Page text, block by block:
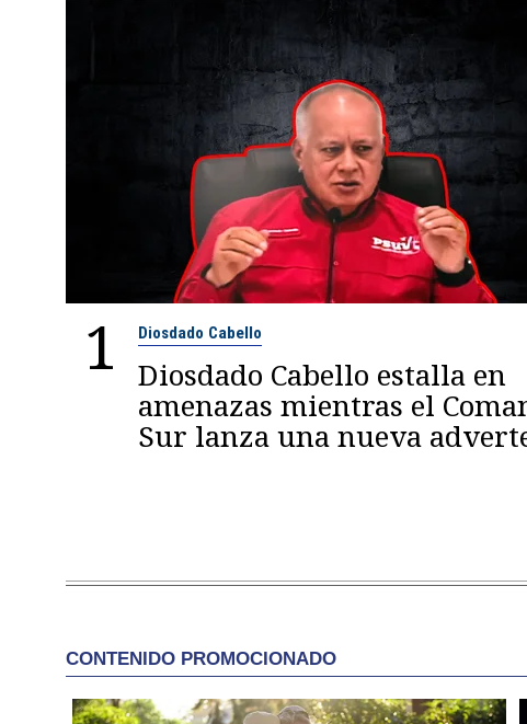
1 Diosdado Cabello
Diosdado Cabello estalla en
amenazas mientras el
Sur lanza una nueva